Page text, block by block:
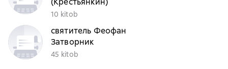
10 kitob
cвятитель Феофан
Затворник
45 kitob